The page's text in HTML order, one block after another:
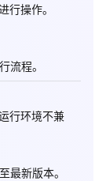
行操作。
流程。
行环境不兼
最新版本。